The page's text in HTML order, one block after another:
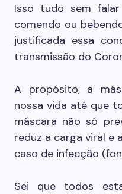
Isso tudo sem
comendo ou
justificada essa
transmissão do
A propósito, a
nossa vida até que
máscara não só
reduz a carga viral e
caso de infecção
Sei que todos